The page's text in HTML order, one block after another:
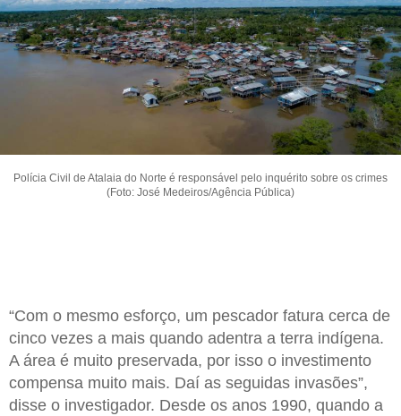
Polícia Civil de Atalaia do Norte é responsável pelo inquérito sobre os crimes
(Foto: José Medeiros/Agência Pública)
“Com o mesmo esforço, um pescador fatura cerca de
cinco vezes a mais quando adentra a terra indígena.
A área é muito preservada, por isso o investimento
compensa muito mais. Daí as seguidas invasões”,
disse o investigador. Desde os anos 1990, quando a